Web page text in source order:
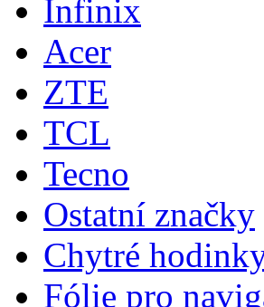
Infinix
Acer
ZTE
TCL
Tecno
Ostatní značky
Chytré
Fólie pro